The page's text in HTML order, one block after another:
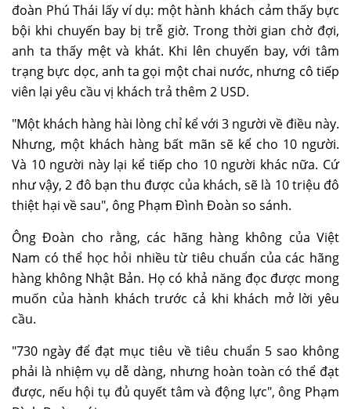
đoàn Phú Thái lấy ví dụ: một hành khách cảm thấy bực
bội khi chuyến bay bị trễ giờ. Trong thời gian chờ đợi,
anh ta thấy mệt và khát. Khi lên chuyến bay, với tâm
trạng bực dọc, anh ta gọi một chai nước, nhưng cô tiếp
viên lại yêu cầu vị khách trả thêm 2 USD.
"Một khách hàng hài lòng chỉ kể với 3 người về điều này.
Nhưng, một khách hàng bất mãn sẽ kể cho 10 người.
Và 10 người này lại kể tiếp cho 10 người khác nữa. Cứ
như vậy, 2 đô bạn thu được của khách, sẽ là 10 triệu đô
thiệt hại về sau", ông Phạm Đình Đoàn so sánh.
Ông Đoàn cho rằng, các hãng hàng không của Việt
Nam có thể học hỏi nhiều từ tiêu chuẩn của các hãng
hàng không Nhật Bản. Họ có khả năng đọc được mong
muốn của hành khách trước cả khi khách mở lời yêu
cầu.
"730 ngày để đạt mục tiêu về tiêu chuẩn 5 sao không
phải là nhiệm vụ dễ dàng, nhưng hoàn toàn có thể đạt
được, nếu hội tụ đủ quyết tâm và động lực", ông Phạm